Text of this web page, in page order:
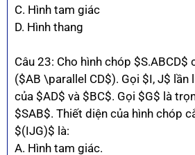
C. Hình tam giác
D. Hình thang
Câu 23: Cho hình chóp $S.ABCD$
($AB \parallel CD$). Gọi $I, J$
của $AD$ và $BC$. Gọi $G$ là
$SAB$. Thiết diện của hình chóp
$(IJG)$ là:
A. Hình tam giác.